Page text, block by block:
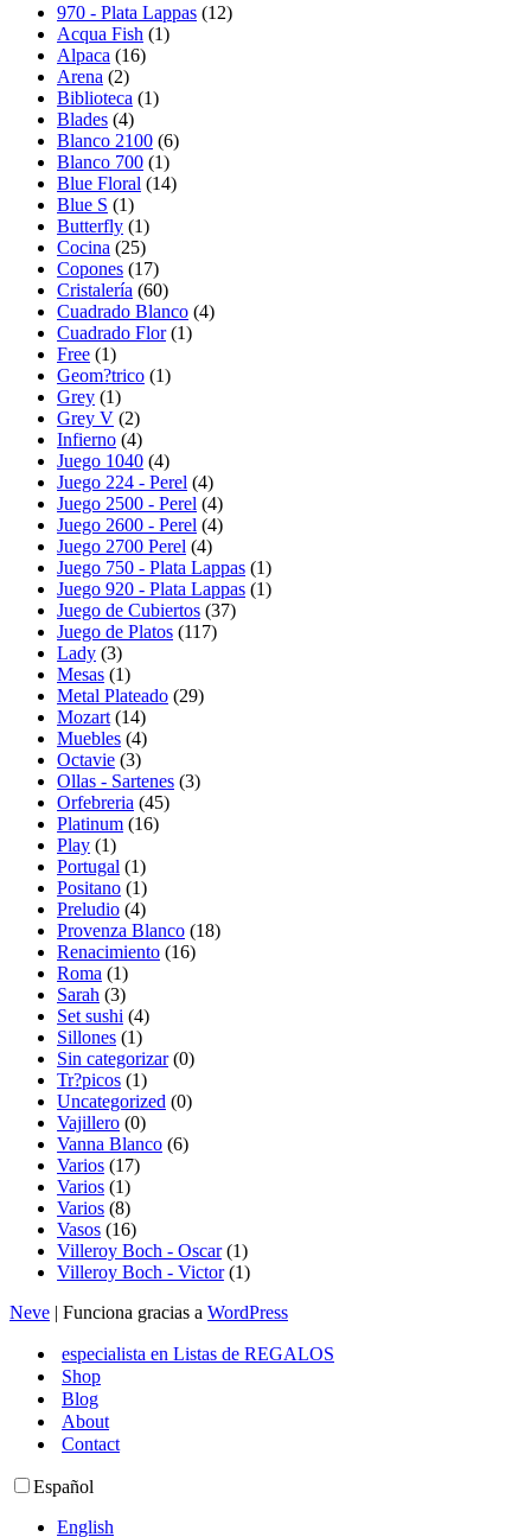
970 - Plata Lappas (12)
Acqua Fish (1)
Alpaca (16)
Arena (2)
Biblioteca (1)
Blades (4)
Blanco 2100 (6)
Blanco 700 (1)
Blue Floral (14)
Blue S (1)
Butterfly (1)
Cocina (25)
Copones (17)
Cristalería (60)
Cuadrado Blanco (4)
Cuadrado Flor (1)
Free (1)
Geom?trico (1)
Grey (1)
Grey V (2)
Infierno (4)
Juego 1040 (4)
Juego 224 - Perel (4)
Juego 2500 - Perel (4)
Juego 2600 - Perel (4)
Juego 2700 Perel (4)
Juego 750 - Plata Lappas (1)
Juego 920 - Plata Lappas (1)
Juego de Cubiertos (37)
Juego de Platos (117)
Lady (3)
Mesas (1)
Metal Plateado (29)
Mozart (14)
Muebles (4)
Octavie (3)
Ollas - Sartenes (3)
Orfebreria (45)
Platinum (16)
Play (1)
Portugal (1)
Positano (1)
Preludio (4)
Provenza Blanco (18)
Renacimiento (16)
Roma (1)
Sarah (3)
Set sushi (4)
Sillones (1)
Sin categorizar (0)
Tr?picos (1)
Uncategorized (0)
Vajillero (0)
Vanna Blanco (6)
Varios (17)
Varios (1)
Varios (8)
Vasos (16)
Villeroy Boch - Oscar (1)
Villeroy Boch - Victor (1)
Neve | Funciona gracias a WordPress
especialista en Listas de REGALOS
Shop
Blog
About
Contact
Español
English